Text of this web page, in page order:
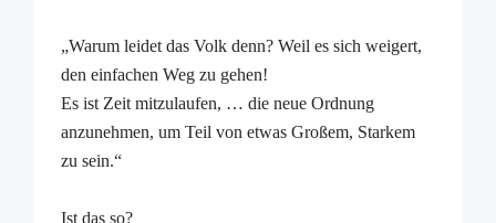
„Warum leidet das Volk denn? Weil es sich weigert,
den einfachen Weg zu gehen!
Es ist Zeit mitzulaufen, … die neue Ordnung
anzunehmen, um Teil von etwas Großem, Starkem
zu sein.“
Ist das so?